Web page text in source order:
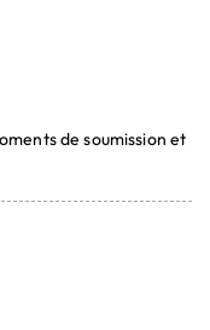
de soumission et